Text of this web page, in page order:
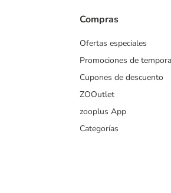
Compras
Ofertas especiales
Promociones de
Cupones de descuento
ZOOutlet
zooplus App
Categorías